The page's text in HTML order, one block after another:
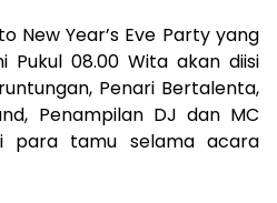
New Year’s Eve Party yang
Pukul 08.00 Wita akan diisi
Penari Bertalenta,
Penampilan DJ dan MC
para tamu selama acara